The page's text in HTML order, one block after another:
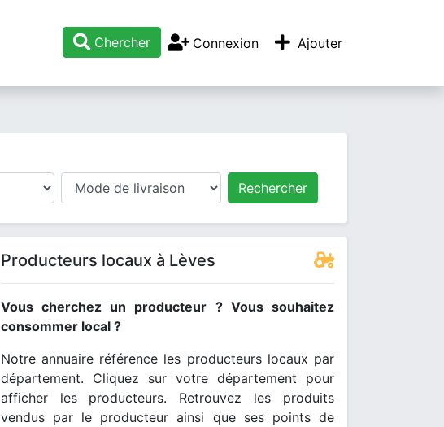
Chercher Connexion Ajouter
Rechercher
Producteurs locaux à Lèves
Vous cherchez un producteur ? Vous souhaitez
consommer local ?
Notre annuaire référence les producteurs locaux par
département. Cliquez sur votre département pour
afficher les producteurs. Retrouvez les produits
vendus par le producteur ainsi que ses points de